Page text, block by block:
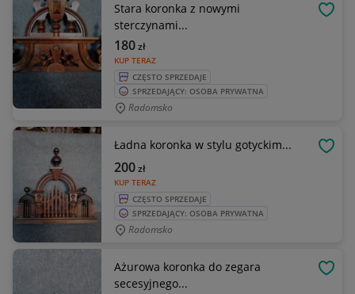
Stara koronka z nowymi
sterczynami...
KUP TERAZ
180zł
CZĘSTO SPRZEDAJE
SPRZEDAJĄCY: OSOBA PRYWATNA
Radomsko
Ładna koronka w stylu gotyckim...
KUP TERAZ
200zł
CZĘSTO SPRZEDAJE
SPRZEDAJĄCY: OSOBA PRYWATNA
Radomsko
Ażurowa koronka do zegara
secesyjnego...